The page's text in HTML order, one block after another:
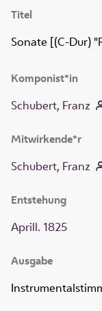
Titel
Sonate [(C-Dur)
Komponist*in
Schubert, Franz
Mitwirkende*r
Schubert, Franz
Entstehung
Aprill. 1825
Ausgabe